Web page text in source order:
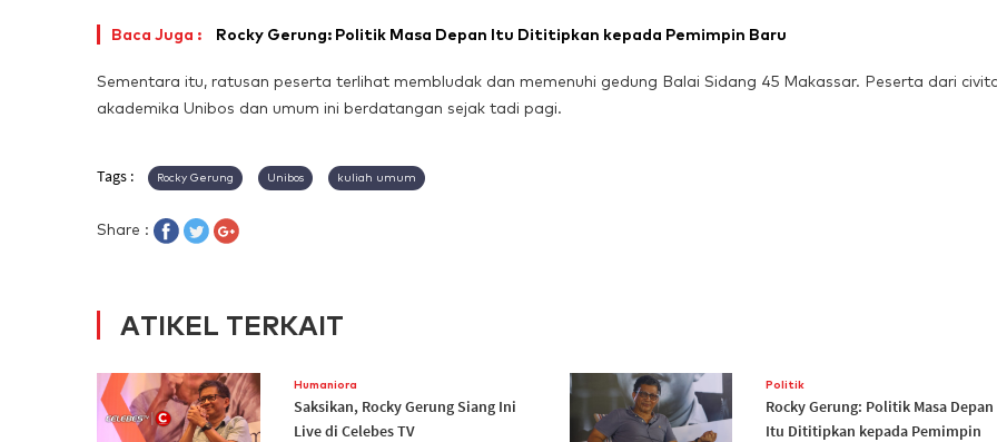
Baca Juga : Rocky Gerung: Politik Masa Depan Itu Dititipkan kepada Pemimpin Baru
Sementara itu, ratusan peserta terlihat membludak dan memenuhi gedung Balai Sidang 45 Makassar. Peserta dari
akademika Unibos dan umum ini berdatangan sejak tadi pagi.
Tags : Rocky Gerung Unibos kuliah umum
Share :
ATIKEL TERKAIT
Humaniora
Saksikan, Rocky Gerung Siang Ini
Live di Celebes TV
Politik
Rocky Gerung: Politik Masa Depan
Itu Dititipkan kepada Pemimpin